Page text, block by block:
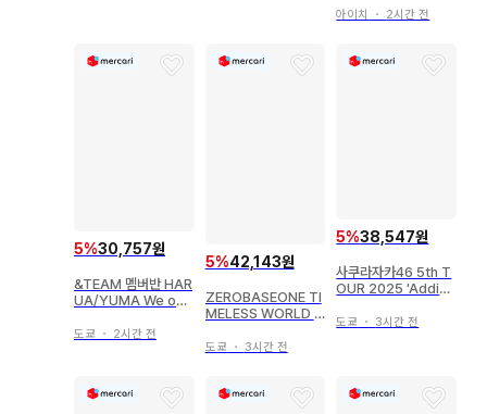
아이치 ・ 2시간 전
5%30,757원
&TEAM 멤버반 HAR
UA/YUMA We on
도쿄 ・ 2시간 전
5%42,143원
ZEROBASEONE TI
MELESS WORLD I
릴 스탠드
도쿄 ・ 3시간 전
5%38,547원
사쿠라자카46 5th T
OUR 2025 'Addicti
클래식 코디 컴프
도쿄 ・ 3시간 전